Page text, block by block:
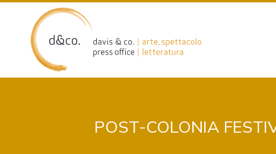
content
POST-COLONIA